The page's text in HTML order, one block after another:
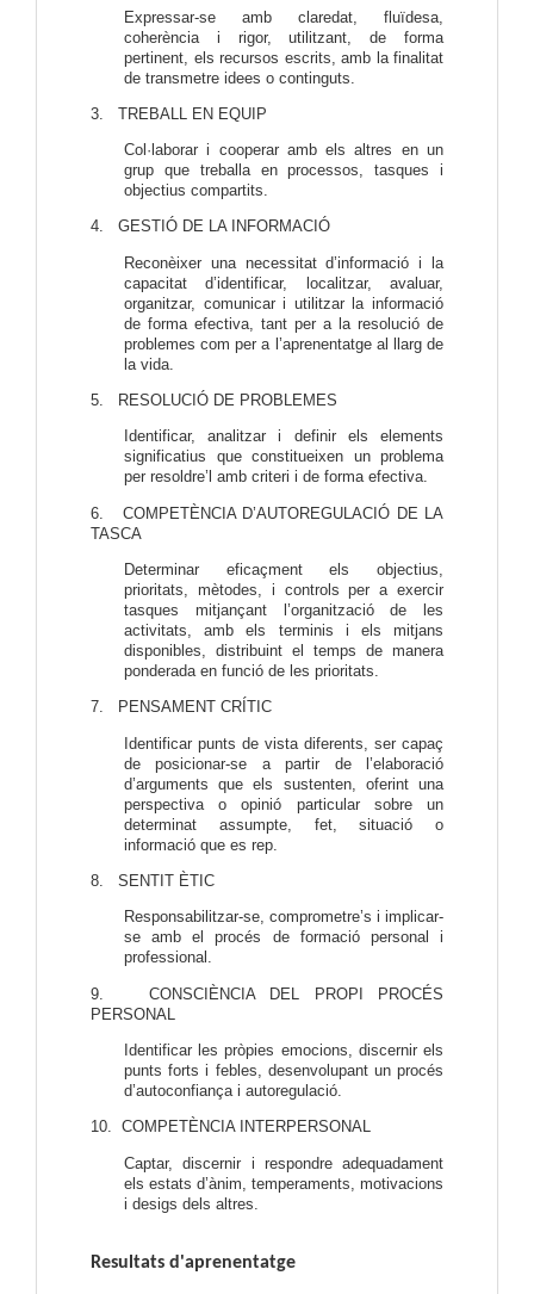
Expressar-se amb claredat, fluïdesa,
coherència i rigor, utilitzant, de forma
pertinent, els recursos escrits, amb la finalitat
de transmetre idees o continguts.
3. TREBALL EN EQUIP
Col·laborar i cooperar amb els altres en un
grup que treballa en processos, tasques i
objectius compartits.
4. GESTIÓ DE LA INFORMACIÓ
Reconèixer una necessitat d’informació i la
capacitat d’identificar, localitzar, avaluar,
organitzar, comunicar i utilitzar la informació
de forma efectiva, tant per a la resolució de
problemes com per a l’aprenentatge al llarg de
la vida.
5. RESOLUCIÓ DE PROBLEMES
Identificar, analitzar i definir els elements
significatius que constitueixen un problema
per resoldre’l amb criteri i de forma efectiva.
6. COMPETÈNCIA D’AUTOREGULACIÓ DE LA
TASCA
Determinar eficaçment els objectius,
prioritats, mètodes, i controls per a exercir
tasques mitjançant l’organització de les
activitats, amb els terminis i els mitjans
disponibles, distribuint el temps de manera
ponderada en funció de les prioritats.
7. PENSAMENT CRÍTIC
Identificar punts de vista diferents, ser capaç
de posicionar-se a partir de l’elaboració
d’arguments que els sustenten, oferint una
perspectiva o opinió particular sobre un
determinat assumpte, fet, situació o
informació que es rep.
8. SENTIT ÈTIC
Responsabilitzar-se, comprometre’s i implicar-
se amb el procés de formació personal i
professional.
9. CONSCIÈNCIA DEL PROPI PROCÉS
PERSONAL
Identificar les pròpies emocions, discernir els
punts forts i febles, desenvolupant un procés
d’autoconfiança i autoregulació.
10. COMPETÈNCIA INTERPERSONAL
Captar, discernir i respondre adequadament
els estats d’ànim, temperaments, motivacions
i desigs dels altres.
Resultats d'aprenentatge